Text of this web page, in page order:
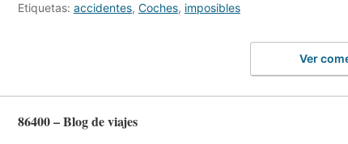
Etiquetas: accidentes, Coches, imposibles
Ver
86400 – Blog de viajes